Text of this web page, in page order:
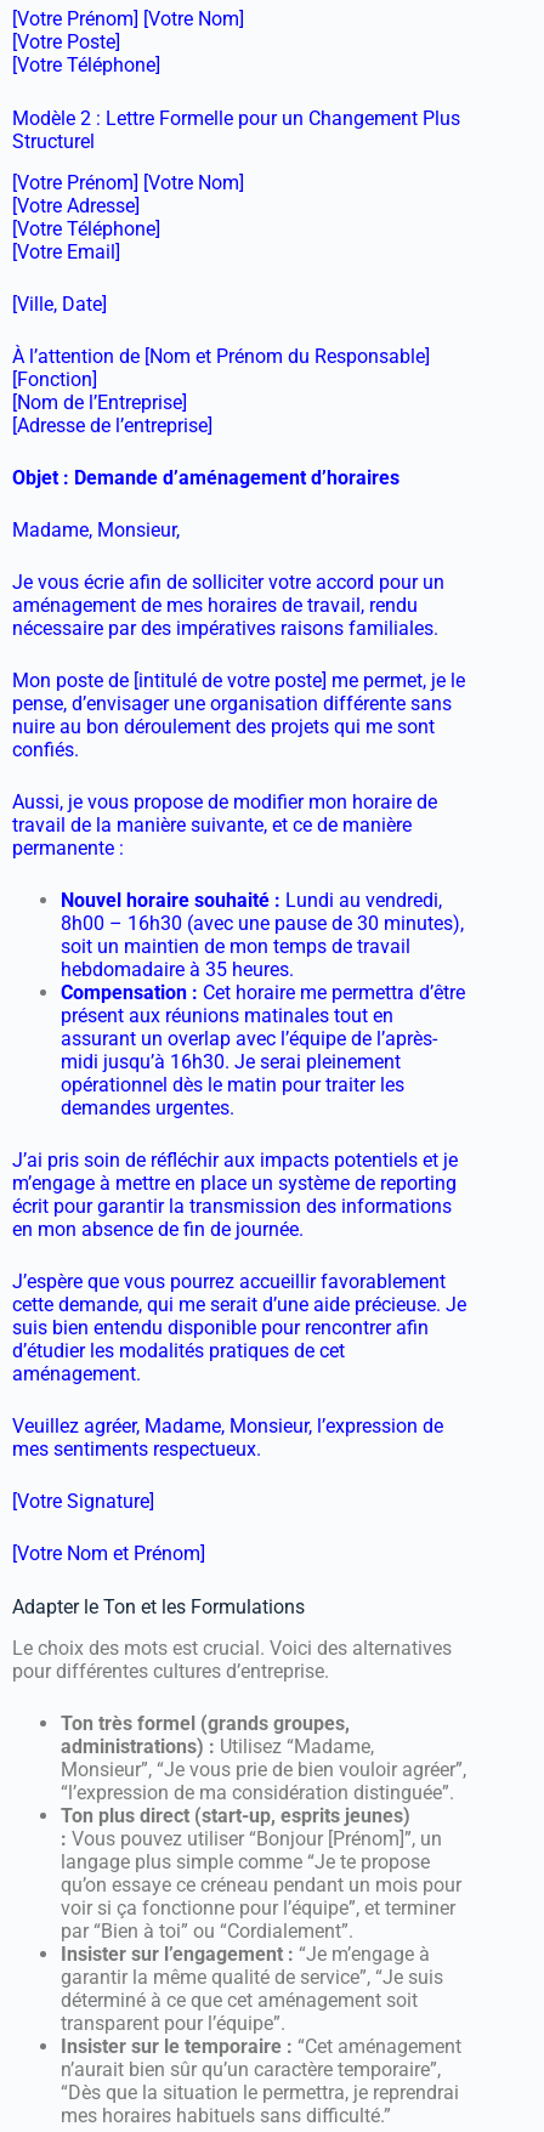
[Votre Prénom] [Votre Nom]
[Votre Poste]
[Votre Téléphone]
Modèle 2 : Lettre Formelle pour un Changement Plus
Structurel
[Votre Prénom] [Votre Nom]
[Votre Adresse]
[Votre Téléphone]
[Votre Email]
[Ville, Date]
À l’attention de [Nom et Prénom du Responsable]
[Fonction]
[Nom de l’Entreprise]
[Adresse de l’entreprise]
Objet : Demande d’aménagement d’horaires
Madame, Monsieur,
Je vous écrie afin de solliciter votre accord pour un
aménagement de mes horaires de travail, rendu
nécessaire par des impératives raisons familiales.
Mon poste de [intitulé de votre poste] me permet, je le
pense, d’envisager une organisation différente sans
nuire au bon déroulement des projets qui me sont
confiés.
Aussi, je vous propose de modifier mon horaire de
travail de la manière suivante, et ce de manière
permanente :
Nouvel horaire souhaité : Lundi au vendredi,
8h00 – 16h30 (avec une pause de 30 minutes),
soit un maintien de mon temps de travail
hebdomadaire à 35 heures.
Compensation : Cet horaire me permettra d’être
présent aux réunions matinales tout en
assurant un overlap avec l’équipe de l’après-
midi jusqu’à 16h30. Je serai pleinement
opérationnel dès le matin pour traiter les
demandes urgentes.
J’ai pris soin de réfléchir aux impacts potentiels et je
m’engage à mettre en place un système de reporting
écrit pour garantir la transmission des informations
en mon absence de fin de journée.
J’espère que vous pourrez accueillir favorablement
cette demande, qui me serait d’une aide précieuse. Je
suis bien entendu disponible pour rencontrer afin
d’étudier les modalités pratiques de cet
aménagement.
Veuillez agréer, Madame, Monsieur, l’expression de
mes sentiments respectueux.
[Votre Signature]
[Votre Nom et Prénom]
Adapter le Ton et les Formulations
Le choix des mots est crucial. Voici des alternatives
pour différentes cultures d’entreprise.
Ton très formel (grands groupes,
administrations) : Utilisez “Madame,
Monsieur”, “Je vous prie de bien vouloir agréer”,
“l’expression de ma considération distinguée”.
Ton plus direct (start-up, esprits jeunes)
: Vous pouvez utiliser “Bonjour [Prénom]”, un
langage plus simple comme “Je te propose
qu’on essaye ce créneau pendant un mois pour
voir si ça fonctionne pour l’équipe”, et terminer
par “Bien à toi” ou “Cordialement”.
Insister sur l’engagement : “Je m’engage à
garantir la même qualité de service”, “Je suis
déterminé à ce que cet aménagement soit
transparent pour l’équipe”.
Insister sur le temporaire : “Cet aménagement
n’aurait bien sûr qu’un caractère temporaire”,
“Dès que la situation le permettra, je reprendrai
mes horaires habituels sans difficulté.”